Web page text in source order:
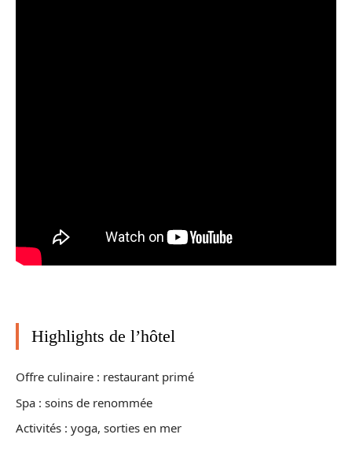
Highlights de l’hôtel
Offre culinaire : restaurant primé
Spa : soins de renommée
Activités : yoga, sorties en mer